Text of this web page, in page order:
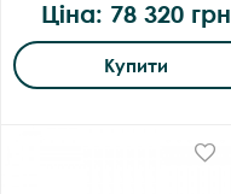
Ціна: 78 320 грн
Купити